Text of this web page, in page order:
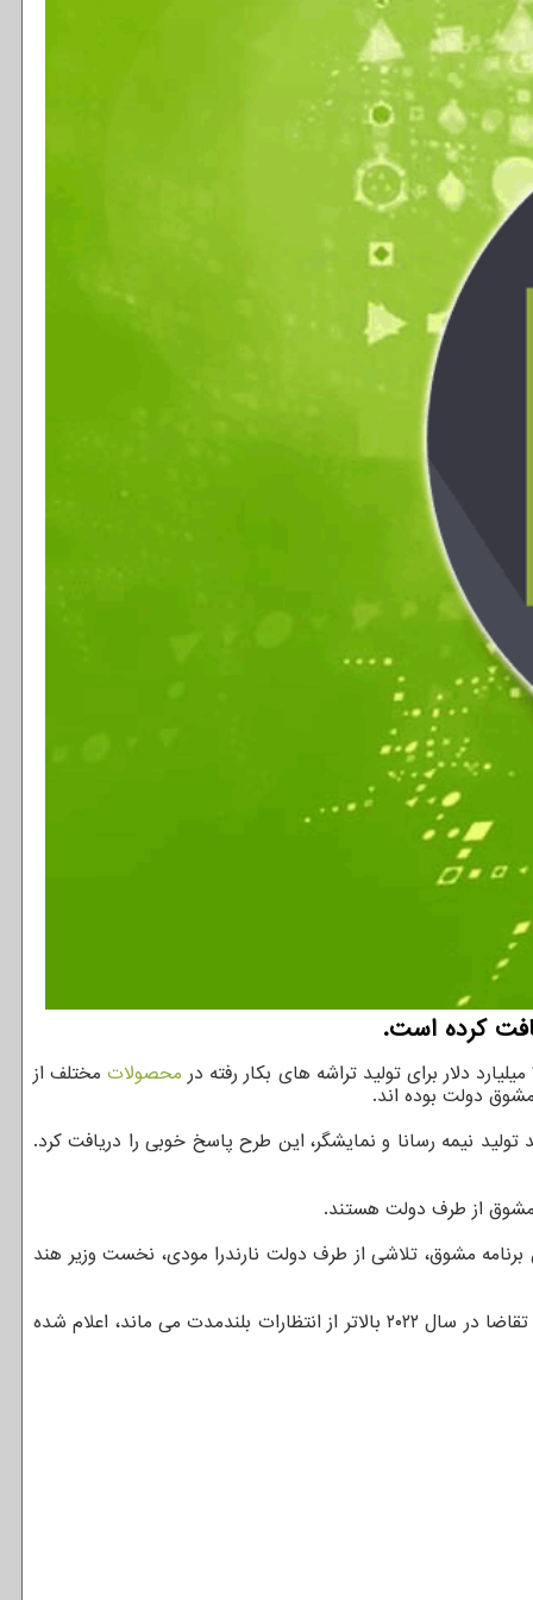
محصولاتمختلف از
دولت بوده اند.
تولید نیمه رسانا و نمایشگر، این طرح پاسخ خوبی را دریافت کرد.
در مقایسه با ۱۵ میلیارد دلار در سال ۲۰۲۰ افزایش می یابد. این برنامه مشوق، تلاشی از طرف دولت نارندرا مودی، نخست وزیر هند
بر اساس گزارش بلومبرگ، این مشوقها در بحبوحه این پیش بینی که کمبود جهانی تراشه احیانا تا اوایل سال ۲۰۲۳ ادامه پیدا خواهدنمود و تقاضا در سال ۲۰۲۲ بالاتر از انتظارات بلندمدت می ماند، اعلام شده